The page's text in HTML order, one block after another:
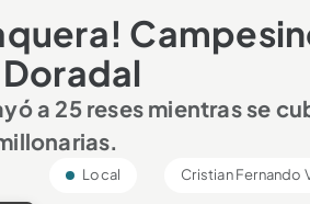
a 25 reses mientras se
Local Cristian Fernando